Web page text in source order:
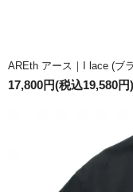
AREth アース｜I lace (ブ
17,800円(税込19,580円)